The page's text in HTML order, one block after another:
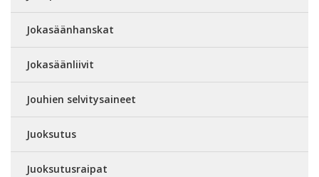
Jokasäänhanskat
Jokasäänliivit
Jouhien selvitysaineet
Juoksutus
Juoksutusraipat